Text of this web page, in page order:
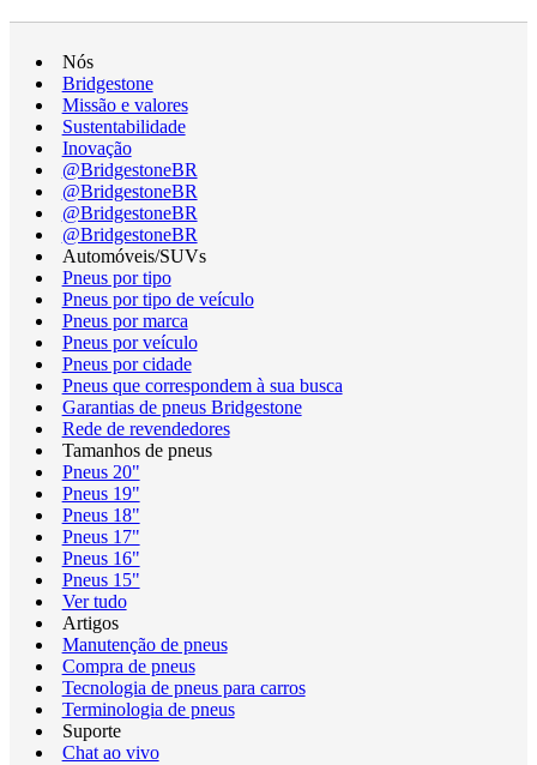
Nós
Bridgestone
Missão e valores
Sustentabilidade
Inovação
@BridgestoneBR
@BridgestoneBR
@BridgestoneBR
@BridgestoneBR
Automóveis/SUVs
Pneus por tipo
Pneus por tipo de veículo
Pneus por marca
Pneus por veículo
Pneus por cidade
Pneus que correspondem à sua busca
Garantias de pneus Bridgestone
Rede de revendedores
Tamanhos de pneus
Pneus 20"
Pneus 19"
Pneus 18"
Pneus 17"
Pneus 16"
Pneus 15"
Ver tudo
Artigos
Manutenção de pneus
Compra de pneus
Tecnologia de pneus para carros
Terminologia de pneus
Suporte
Chat ao vivo